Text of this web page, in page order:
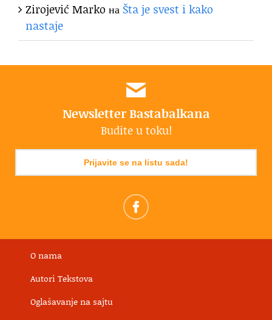
Zirojević Marko на Šta je svest i kako
nastaje
Newsletter Bastabalkana
Budite u toku!
Prijavite se na listu sada!
O nama
Autori Tekstova
Oglašavanje na sajtu